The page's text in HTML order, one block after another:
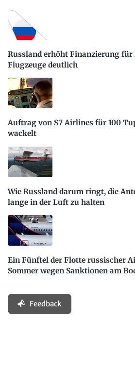
Russland erhöht Finanzierung
Flugzeuge deutlich
Auftrag von S7 Airlines für 100
wackelt
Wie Russland darum ringt, die
lange in der Luft zu halten
Ein Fünftel der Flotte russischer
Sommer wegen Sanktionen am
Feedback